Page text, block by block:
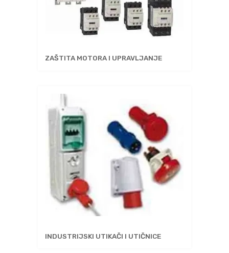
ZAŠTITA MOTORA I UPRAVLJANJE
INDUSTRIJSKI UTIKAČI I UTIČNICE